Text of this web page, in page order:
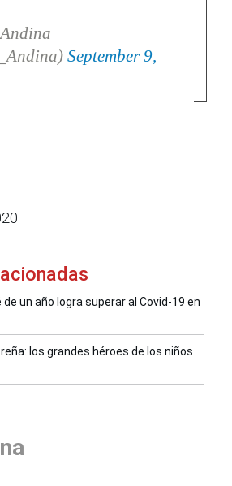
September 9,
de un año logra superar al Covid-19 en
los grandes héroes de los niños